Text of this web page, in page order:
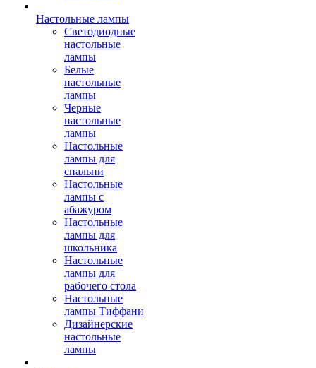
Настольные лампы
Светодиодные
настольные
лампы
Белые
настольные
лампы
Черные
настольные
лампы
Настольные
лампы для
спальни
Настольные
лампы с
абажуром
Настольные
лампы для
школьника
Настольные
лампы для
рабочего стола
Настольные
лампы Тиффани
Дизайнерские
настольные
лампы